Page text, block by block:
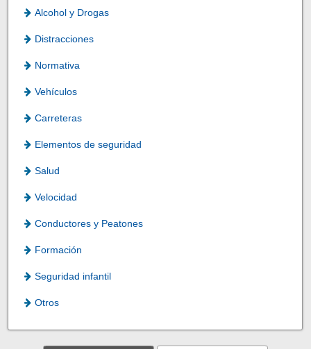
Alcohol y Drogas
Distracciones
Normativa
Vehículos
Carreteras
Elementos de seguridad
Salud
Velocidad
Conductores y Peatones
Formación
Seguridad infantil
Otros